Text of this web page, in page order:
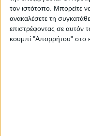
τον ιστότοπο. Μπορείτε
ανακαλέσετε τη
επιστρέφοντας σε αυτόν
κουμπί "Απορρήτου" στο